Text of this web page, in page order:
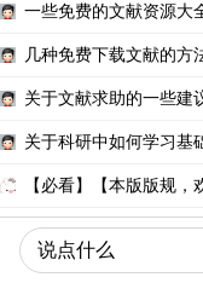
一些免费的文献资源大
几种免费下载文献的方
关于文献求助的一些建
关于科研中如何学习基
【必看】【本版版规，
如何3天实现「科研智
说点什么